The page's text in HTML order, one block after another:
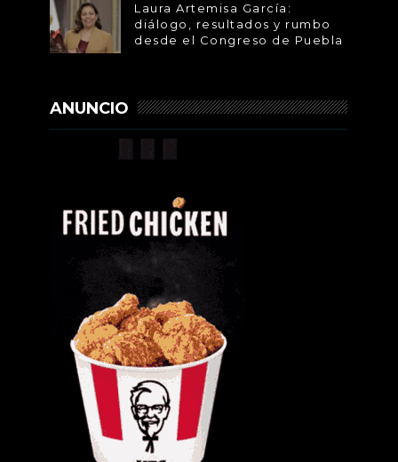
Laura Artemisa García:
diálogo, resultados y rumbo
desde el Congreso de Puebla
ANUNCIO